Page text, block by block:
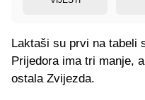
Laktaši su prvi na tabeli
Prijedora ima tri manje,
ostala Zvijezda.